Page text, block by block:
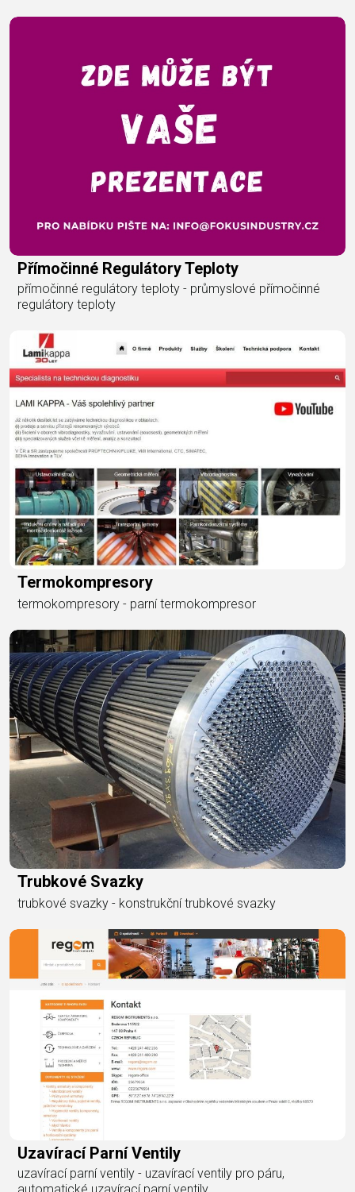
Přímočinné Regulátory Teploty
přímočinné regulátory teploty - průmyslové přímočinné
regulátory teploty
Termokompresory
termokompresory - parní termokompresor
Trubkové Svazky
trubkové svazky - konstrukční trubkové svazky
Uzavírací Parní Ventily
uzavírací parní ventily - uzavírací ventily pro páru,
automatické uzavírací parní ventily